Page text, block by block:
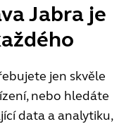
Jabra je
jen skvěle
nebo hledáte
data a analytiku,